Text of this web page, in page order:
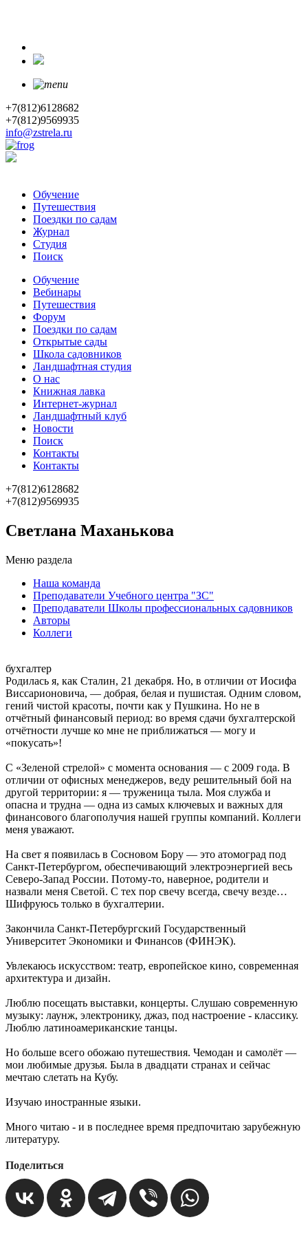
+7(812)6128682
+7(812)9569935
info@zstrela.ru
Обучение
Путешествия
Поездки по садам
Журнал
Студия
Поиск
Обучение
Вебинары
Путешествия
Форум
Поездки по садам
Открытые сады
Школа садовников
Ландшафтная студия
О нас
Книжная лавка
Интернет-журнал
Ландшафтный клуб
Новости
Поиск
Контакты
Контакты
+7(812)6128682
+7(812)9569935
Светлана Маханькова
Меню раздела
Наша команда
Преподаватели Учебного центра "ЗС"
Преподаватели Школы профессиональных садовников
Авторы
Коллеги
бухгалтер
Родилась я, как Сталин, 21 декабря. Но, в отличии от Иосифа
Виссарионовича, — добрая, белая и пушистая. Одним словом,
гений чистой красоты, почти как у Пушкина. Но не в
отчётный финансовый период: во время сдачи бухгалтерской
отчётности лучше ко мне не приближаться — могу и
«покусать»!
С «Зеленой стрелой» с момента основания — с 2009 года. В
отличии от офисных менеджеров, веду решительный бой на
другой территории: я — труженица тыла. Моя служба и
опасна и трудна — одна из самых ключевых и важных для
финансового благополучия нашей группы компаний. Коллеги
меня уважают.
На свет я появилась в Сосновом Бору — это атомоград под
Санкт-Петербургом, обеспечивающий электроэнергией весь
Cеверо-Запад России. Потому-то, наверное, родители и
назвали меня Светой. С тех пор свечу всегда, свечу везде…
Шифруюсь только в бухгалтерии.
Закончила Санкт-Петербургский Государственный
Университет Экономики и Финансов (ФИНЭК).
Увлекаюсь искусством: театр, европейское кино, современная
архитектура и дизайн.
Люблю посещать выставки, концерты. Слушаю современную
музыку: лаунж, электронику, джаз, под настроение - классику.
Люблю латиноамериканские танцы.
Но больше всего обожаю путешествия. Чемодан и самолёт —
мои любимые друзья. Была в двадцати странах и сейчас
мечтаю слетать на Кубу.
Изучаю иностранные языки.
Много читаю - и в последнее время предпочитаю зарубежную
литературу.
Поделиться